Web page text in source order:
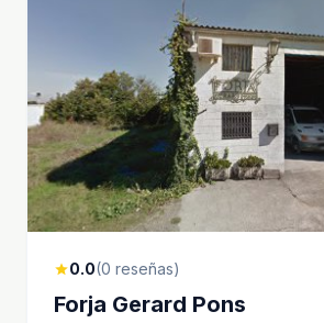
star0.0(0 reseñas)
Forja Gerard Pons